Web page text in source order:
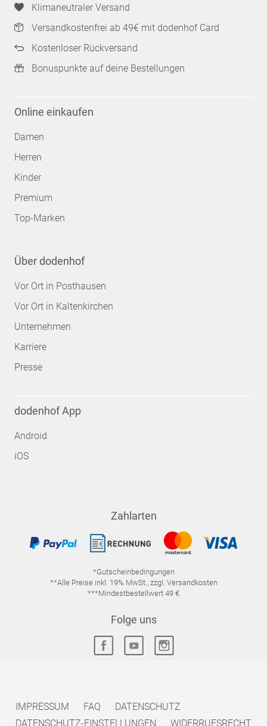
Klimaneutraler Versand
Versandkostenfrei ab 49€ mit dodenhof Card
Kostenloser Rückversand
Bonuspunkte auf deine Bestellungen
Online einkaufen
Damen
Herren
Kinder
Premium
Top-Marken
Über dodenhof
Vor Ort in Posthausen
Vor Ort in Kaltenkirchen
Unternehmen
Karriere
Presse
dodenhof App
Android
iOS
Zahlarten
*Gutscheinbedingungen
**Alle Preise inkl. 19% MwSt., zzgl. Versandkosten
***Mindestbestellwert 49 €
Folge uns
IMPRESSUM FAQ
DATENSCHUTZ
DATENSCHUTZ-EINSTELLUNGEN
WIDERRUFSRECHT